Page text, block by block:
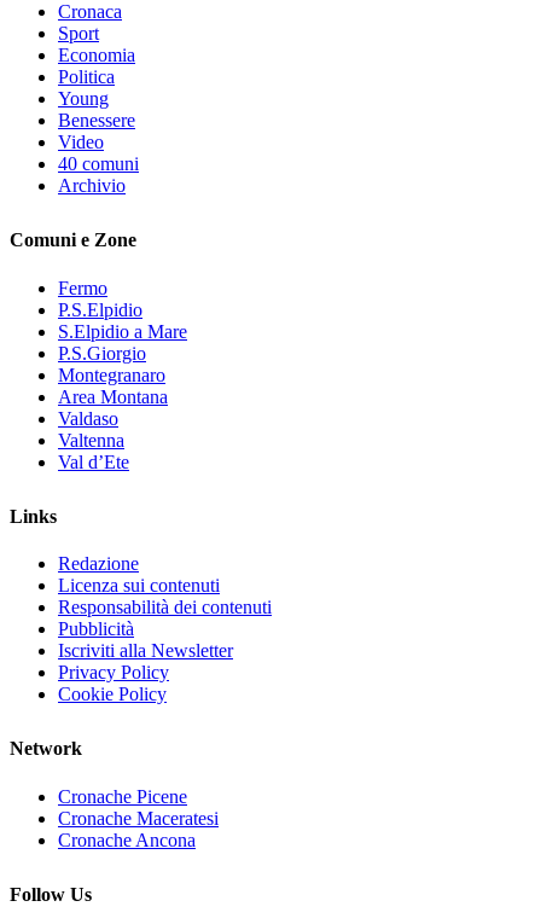
Cronaca
Sport
Economia
Politica
Young
Benessere
Video
40 comuni
Archivio
Comuni e Zone
Fermo
P.S.Elpidio
S.Elpidio a Mare
P.S.Giorgio
Montegranaro
Area Montana
Valdaso
Valtenna
Val d’Ete
Links
Redazione
Licenza sui contenuti
Responsabilità dei contenuti
Pubblicità
Iscriviti alla Newsletter
Privacy Policy
Cookie Policy
Network
Cronache Picene
Cronache Maceratesi
Cronache Ancona
Follow Us